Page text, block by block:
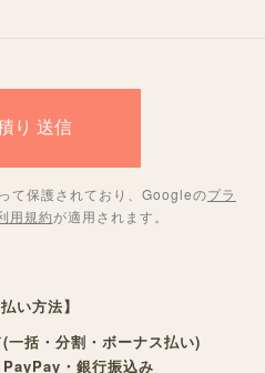
て保護されており、Googleのプラ
用規約が適用されます。
い方法】
一括・分割・ボーナス払い)
・銀行振込み